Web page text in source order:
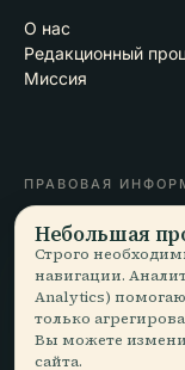
О нас
Редакционный
Миссия
ПРАВОВАЯ
Условия
Настройки cookie
Удалить аккаунт
Небольшая
Строго
навигации.
Analytics)
только
Вы можете
сайта.